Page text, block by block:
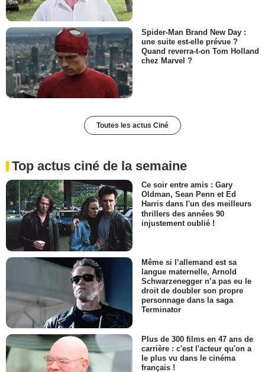
Spider-Man Brand New Day :
une suite est-elle prévue ?
Quand reverra-t-on Tom Holland
chez Marvel ?
Toutes les actus Ciné
Top actus ciné de la semaine
Ce soir entre amis : Gary
Oldman, Sean Penn et Ed
Harris dans l'un des meilleurs
thrillers des années 90
injustement oublié !
Même si l’allemand est sa
langue maternelle, Arnold
Schwarzenegger n’a pas eu le
droit de doubler son propre
personnage dans la saga
Terminator
Plus de 300 films en 47 ans de
carrière : c'est l'acteur qu'on a
le plus vu dans le cinéma
français !